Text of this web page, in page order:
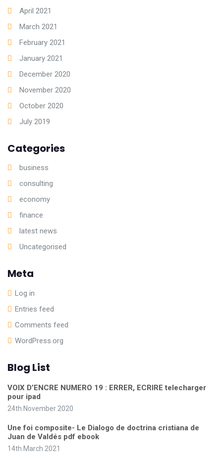
April 2021
March 2021
February 2021
January 2021
December 2020
November 2020
October 2020
July 2019
Categories
business
consulting
economy
finance
latest news
Uncategorised
Meta
Log in
Entries feed
Comments feed
WordPress.org
Blog List
VOIX D’ENCRE NUMERO 19 : ERRER, ECRIRE telecharger
pour ipad
24th November 2020
Une foi composite- Le Dialogo de doctrina cristiana de
Juan de Valdés pdf ebook
14th March 2021